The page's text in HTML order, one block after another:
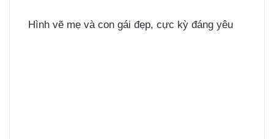
Hình vẽ mẹ và con gái đẹp, cực kỳ đáng yêu